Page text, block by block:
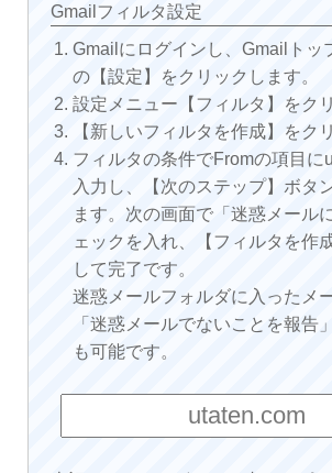
Gmailフィルタ設定
Gmailにログインし、Gmailトッ
の【設定】をクリックします。
設定メニュー【フィルタ】をク
【新しいフィルタを作成】をク
フィルタの条件でFromの項目に
入力し、【次のステップ】ボタ
ます。次の画面で「迷惑メール
ェックを入れ、【フィルタを作
して完了です。
迷惑メールフォルダに入ったメ
「迷惑メールでないことを報告
も可能です。